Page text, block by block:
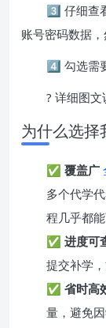
3️⃣ 仔细查
账号密码数据
4️⃣ 勾选需
? 详细图
为什么选择
✅ 覆盖广
多个代学
程几乎都
✅ 进度可
提交补学
✅ 省时高
量，避免